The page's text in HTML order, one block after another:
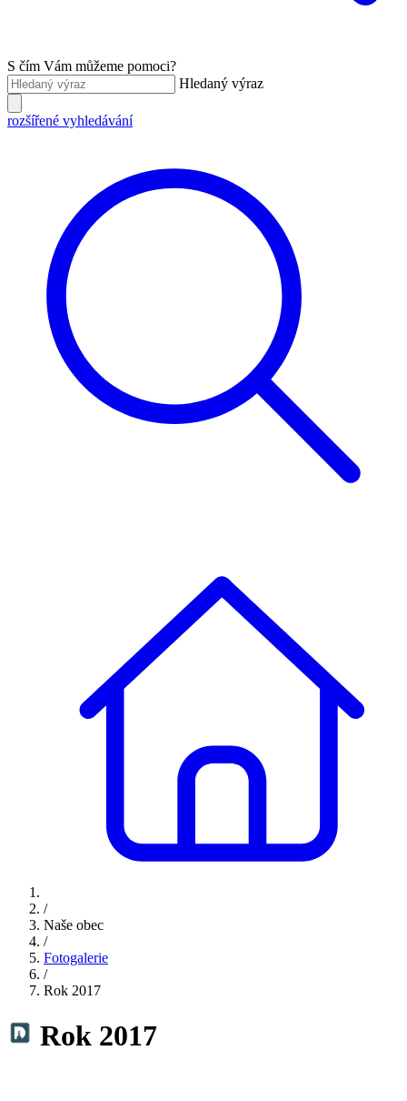
S čím Vám můžeme pomoci?
Hledaný výraz
rozšířené vyhledávání
/
Naše obec
/
Fotogalerie
/
Rok 2017
Rok 2017